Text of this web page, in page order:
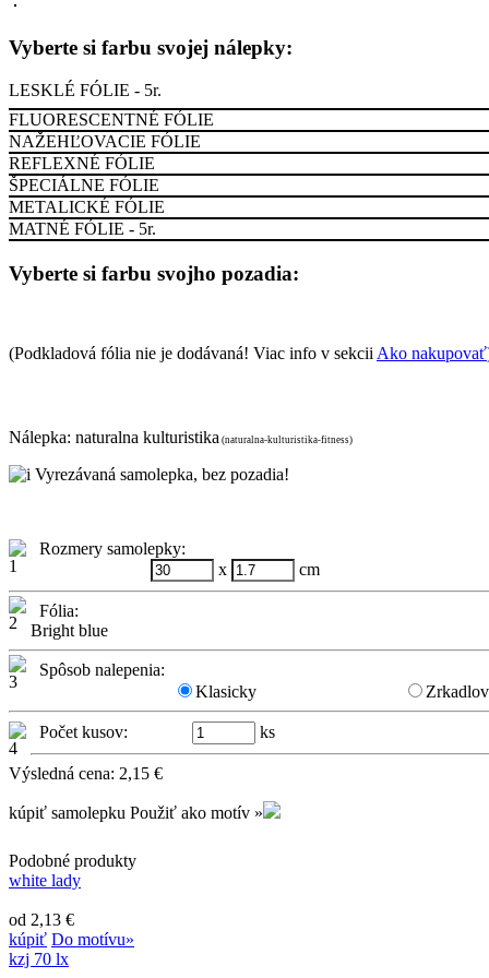
Vyberte si farbu svojej nálepky:
LESKLÉ FÓLIE - 5r.
FLUORESCENTNÉ FÓLIE
NAŽEHĽOVACIE FÓLIE
REFLEXNÉ FÓLIE
ŠPECIÁLNE FÓLIE
METALICKÉ FÓLIE
MATNÉ FÓLIE - 5r.
Vyberte si farbu svojho pozadia:
(Podkladová fólia nie je dodávaná! Viac info v sekcii Ako nakupovať
Nálepka: naturalna kulturistika (naturalna-kulturistika-fitness)
Vyrezávaná samolepka, bez pozadia!
Rozmery samolepky:
x
cm
Fólia:
Bright blue
Spôsob nalepenia:
Klasicky
Počet kusov: ks
Výsledná cena: 2,15 €
kúpiť samolepku Použiť ako motív »
Podobné produkty
white lady
od 2,13 €
kúpiť Do motívu»
kzj 70 lx